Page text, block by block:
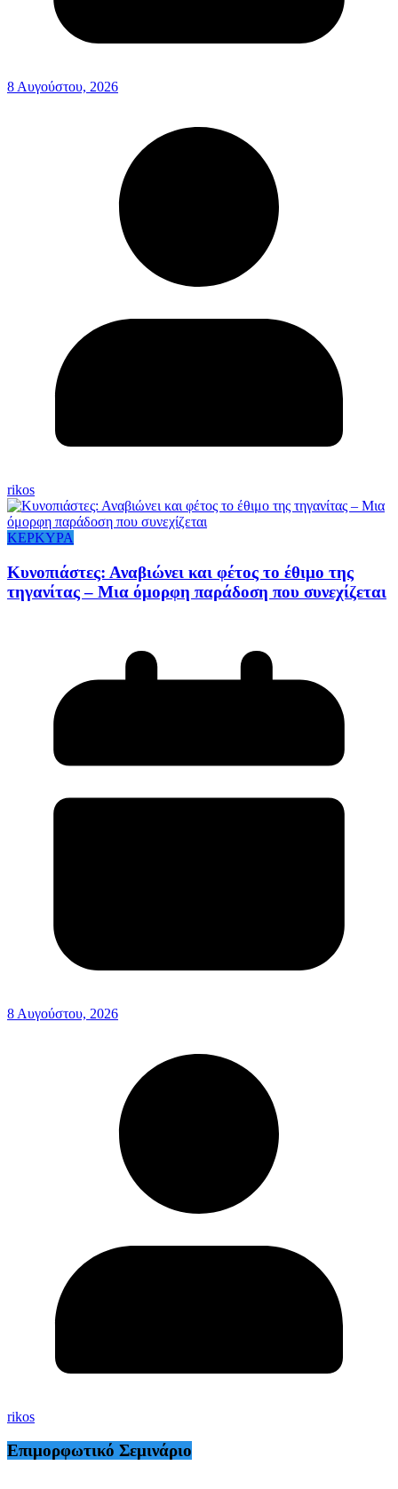
8 Αυγούστου, 2026
rikos
ΚΕΡΚΥΡΑ
Κυνοπιάστες: Αναβιώνει και φέτος το έθιμο της
τηγανίτας – Μια όμορφη παράδοση που συνεχίζεται
8 Αυγούστου, 2026
rikos
Επιμορφωτικό Σεμινάριο